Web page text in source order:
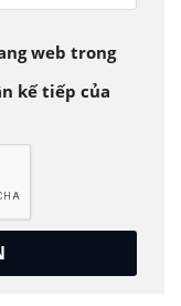
web trong
kế tiếp của